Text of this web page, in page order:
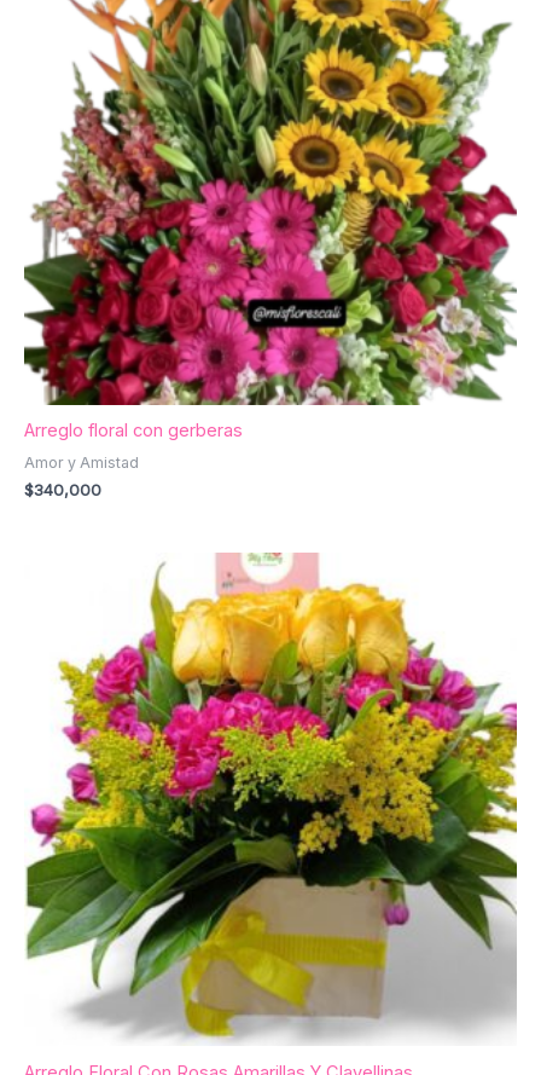
Arreglo floral con gerberas
Amor y Amistad
$340,000